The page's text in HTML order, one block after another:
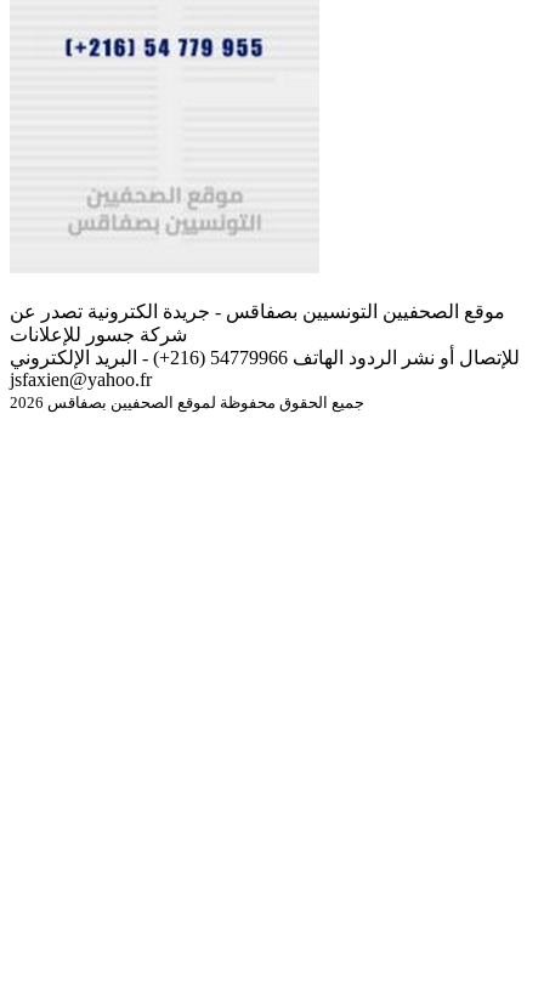
موقع الصحفيين التونسيين بصفاقس - جريدة الكترونية تصدر عن
شركة جسور للإعلانات
للإتصال أو نشر الردود الهاتف 54779966 (216+) - البريد الإلكتروني
jsfaxien@yahoo.fr
جميع الحقوق محفوظة لموقع الصحفيين بصفاقس 2026